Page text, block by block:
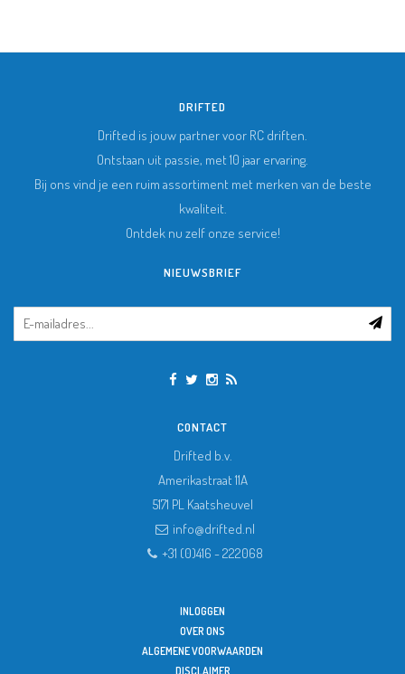
DRIFTED
Drifted is jouw partner voor RC driften.
Ontstaan uit passie, met 10 jaar ervaring.
Bij ons vind je een ruim assortiment met merken van de beste
kwaliteit.
Ontdek nu zelf onze service!
NIEUWSBRIEF
CONTACT
Drifted b.v.
Amerikastraat 11A
5171 PL Kaatsheuvel
info@drifted.nl
+31 (0)416 - 222068
INLOGGEN
OVER ONS
ALGEMENE VOORWAARDEN
DISCLAIMER